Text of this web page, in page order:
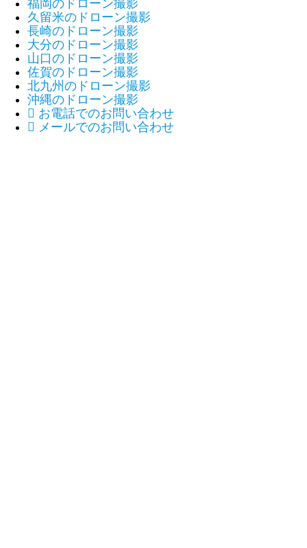
福岡のドローン撮影
久留米のドローン撮影
長崎のドローン撮影
大分のドローン撮影
山口のドローン撮影
佐賀のドローン撮影
北九州のドローン撮影
沖縄のドローン撮影
 お電話でのお問い合わせ
 メールでのお問い合わせ